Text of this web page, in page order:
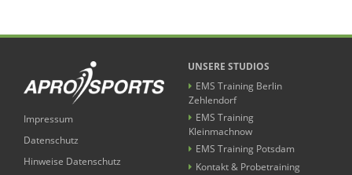
Impressum
Datenschutz
Hinweise Datenschutz
UNSERE STUDIOS
EMS Training Berlin
Zehlendorf
EMS Training
Kleinmachnow
EMS Training Potsdam
Kontakt & Probetraining